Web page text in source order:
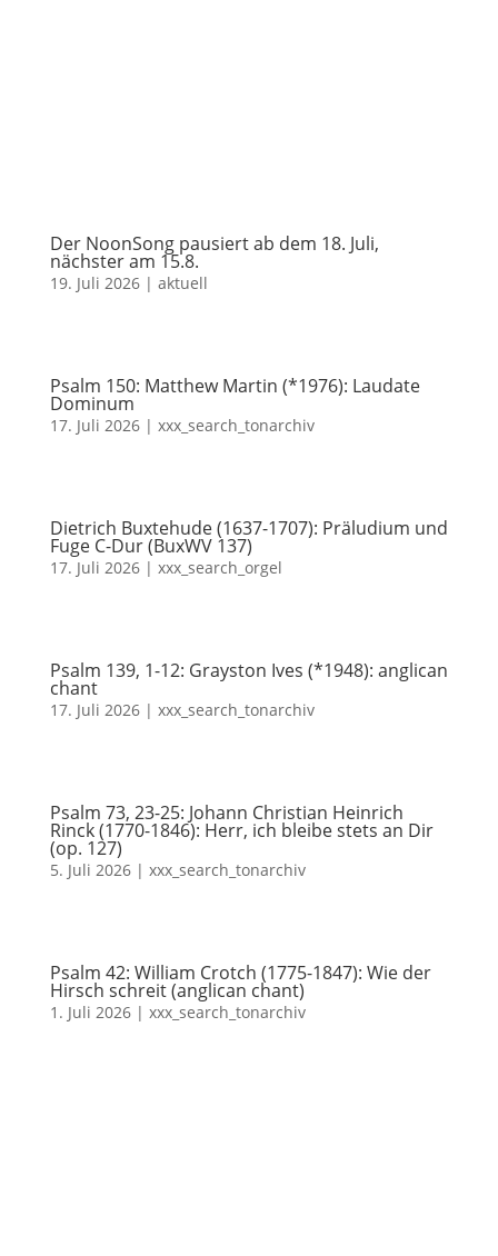
Der NoonSong pausiert ab dem 18. Juli,
nächster am 15.8.
19. Juli 2026| aktuell
Psalm 150: Matthew Martin (*1976): Laudate
Dominum
17. Juli 2026| xxx_search_tonarchiv
Dietrich Buxtehude (1637-1707): Präludium und
Fuge C-Dur (BuxWV 137)
17. Juli 2026| xxx_search_orgel
Psalm 139, 1-12: Grayston Ives (*1948): anglican
chant
17. Juli 2026| xxx_search_tonarchiv
Psalm 73, 23-25: Johann Christian Heinrich
Rinck (1770-1846): Herr, ich bleibe stets an Dir
(op. 127)
5. Juli 2026| xxx_search_tonarchiv
Psalm 42: William Crotch (1775-1847): Wie der
Hirsch schreit (anglican chant)
1. Juli 2026| xxx_search_tonarchiv